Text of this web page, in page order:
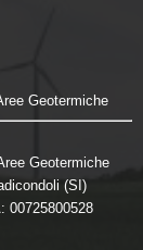
Geotermiche
Geotermiche
(SI)
00725800528